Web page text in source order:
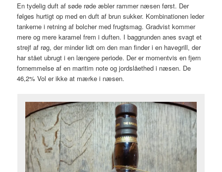
En tydelig duft af søde røde æbler rammer næsen først. Der
følges hurtigt op med en duft af brun sukker. Kombinationen leder
tankerne i retning af bolcher med frugtsmag. Gradvist kommer
mere og mere karamel frem i duften. I baggrunden anes svagt et
strejf af røg, der minder lidt om den man finder i en havegrill, der
har stået ubrugt i en længere periode. Der er momentvis en fjern
fornemmelse af en maritim note og jordslåethed i næsen. De
46,2% Vol er ikke at mærke i næsen.